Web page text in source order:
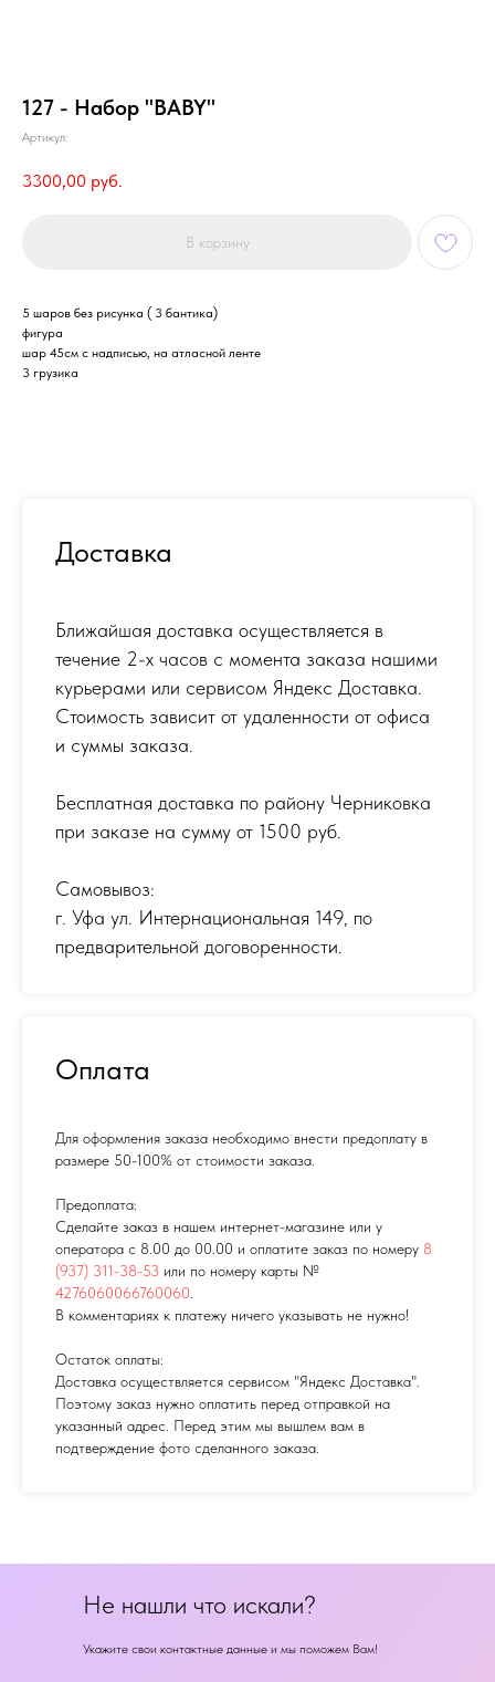
127 - Набор "BABY"
Артикул:
3300,00 руб.
В корзину
5 шаров без рисунка ( 3 бантика)
фигура
шар 45см с надписью, на атласной ленте
3 грузика
Доставка
Ближайшая доставка осуществляется в
течение 2-х часов с момента заказа нашими
курьерами или сервисом Яндекс Доставка.
Стоимость зависит от удаленности от офиса
и суммы заказа.
Бесплатная доставка по району Черниковка
при заказе на сумму от 1500 руб.
Самовывоз:
г. Уфа ул. Интернациональная 149, по
предварительной договоренности.
Оплата
Для оформления заказа необходимо внести предоплату в
размере 50-100% от стоимости заказа.
Предоплата:
Сделайте заказ в нашем интернет-магазине или у
оператора с 8.00 до 00.00 и оплатите заказ по номеру 8
(937) 311-38-53 или по номеру карты №
4276060066760060
В комментариях к платежу ничего указывать не нужно!
Остаток оплаты:
Доставка осуществляется сервисом "Яндекс Доставка".
Поэтому заказ нужно оплатить перед отправкой на
указанный адрес. Перед этим мы вышлем вам в
подтверждение фото сделанного заказа.
Не нашли что искали?
Укажите свои контактные данные и мы поможем Вам!